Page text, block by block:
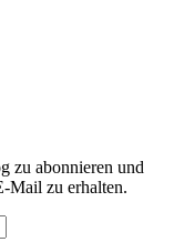
zu abonnieren und
Mail zu erhalten.